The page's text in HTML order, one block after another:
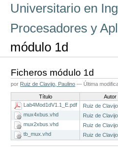
Universitario en
Procesadores y
módulo 1d
Ficheros módulo 1d
por Ruiz de Clavijo, Paulino — Última
Título Autor
Lab4Mod1dV1.1_E.pdf
Ruiz de
mux4xbus.vhd
Ruiz de
mux2xbus.vhd
Ruiz de
tb_mux.vhd
Ruiz de